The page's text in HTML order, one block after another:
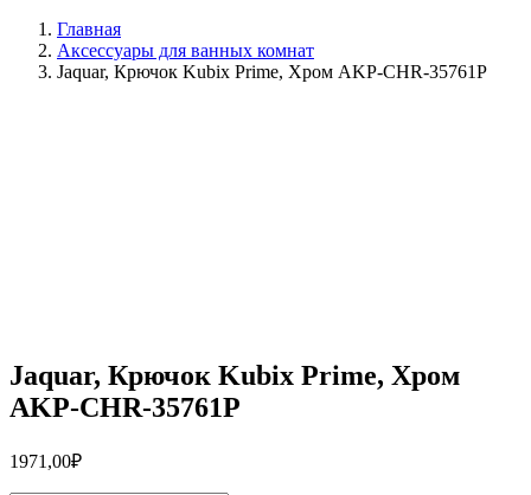
Главная
Аксессуары для ванных комнат
Jaquar, Крючок Kubix Prime, Хром AKP-CHR-35761P
Jaquar, Крючок Kubix Prime, Хром
AKP-CHR-35761P
1971,00₽